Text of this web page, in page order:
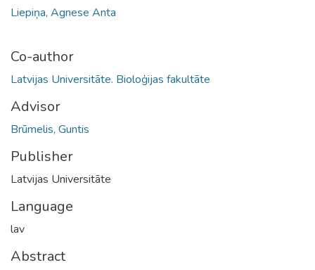
Liepiņa, Agnese Anta
Co-author
Latvijas Universitāte. Bioloģijas fakultāte
Advisor
Brūmelis, Guntis
Publisher
Latvijas Universitāte
Language
lav
Abstract